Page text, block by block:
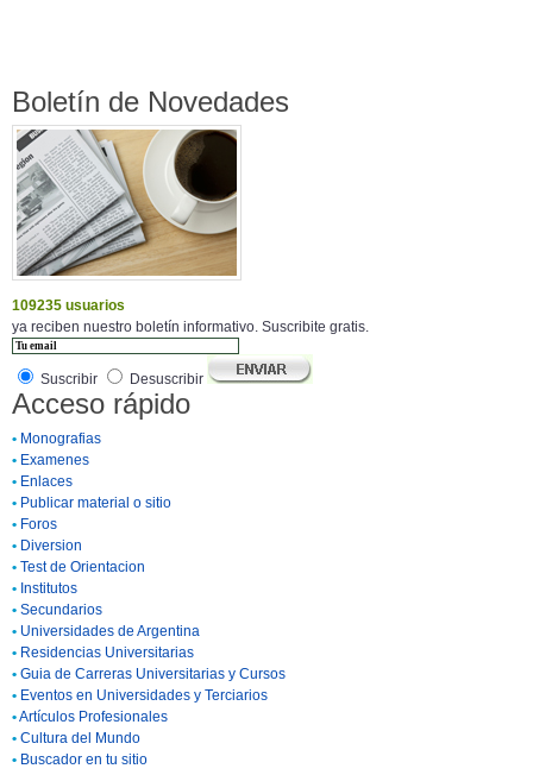
Boletín de Novedades
109235 usuarios
ya reciben nuestro boletín informativo. Suscribite gratis.
Suscribir Desuscribir
Acceso rápido
• Monografias
• Examenes
• Enlaces
• Publicar material o sitio
• Foros
• Diversion
• Test de Orientacion
• Institutos
• Secundarios
• Universidades de Argentina
• Residencias Universitarias
• Guia de Carreras Universitarias y Cursos
• Eventos en Universidades y Terciarios
•Artículos Profesionales
• Cultura del Mundo
• Buscador en tu sitio